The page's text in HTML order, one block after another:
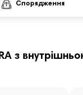
Спорядження
з